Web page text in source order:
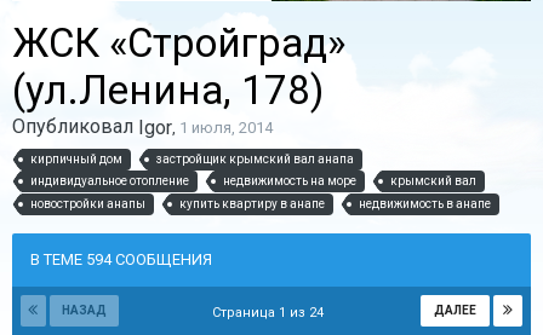
ЖСК «Стройград»
(ул.Ленина, 178)
Опубликовал Igor, 1 июля, 2014
кирпичный дом
застройщик крымский вал анапа
индивидуальное отопление
недвижимость на море
крымский вал
новостройки анапы
купить квартиру в анапе недвижимость в анапе
В ТЕМЕ 594 СООБЩЕНИЯ
НАЗАД ДАЛЕЕ
Страница 1 из 24